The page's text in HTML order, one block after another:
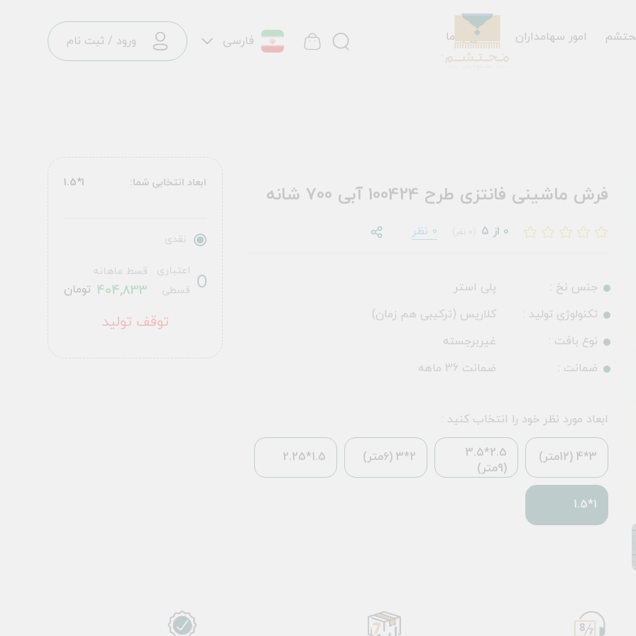
امور سهامداران تماس با ما فارسی ورود / ثبت نام
فرش ماشینی فانتزی طرح 100424 آبی 700 شانه
0 از 5 0 نظر
جنس نخ :
پلی استر
تکنولوژی تولید :
کلاریس (ترکیبی هم زمان)
نوع بافت :
غیربرجسته
ضمانت :
ضمانت 36 ماهه
ابعاد مورد نظر خود را انتخاب کنید :
3*4 (12متر)
2.5*3.5
(9متر)
2*3 (6متر) 1.5*2.25
1*1.5
ابعاد انتخابی شما: 1*1.5
نقدی
اعتباری
قسطی
قسط ماهانه
404,833 تومان
توقف تولید